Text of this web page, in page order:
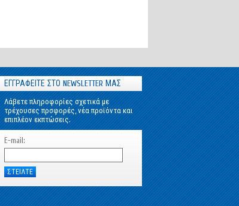
ΕΓΓΡΑΦΕΙΤΕ ΣΤΟ NEWSLETTER ΜΑΣ
Λάβετε πληροφορίες σχετικά με
τρέχουσες πρσφορές, νέα προϊόντα και
επιπλέον εκπτώσεις.
E-mail: